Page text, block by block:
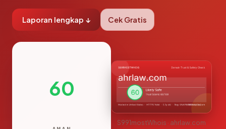
Laporan lengkap ↓ Cek Gratis
60
S991mostWhois · ahrlaw.com